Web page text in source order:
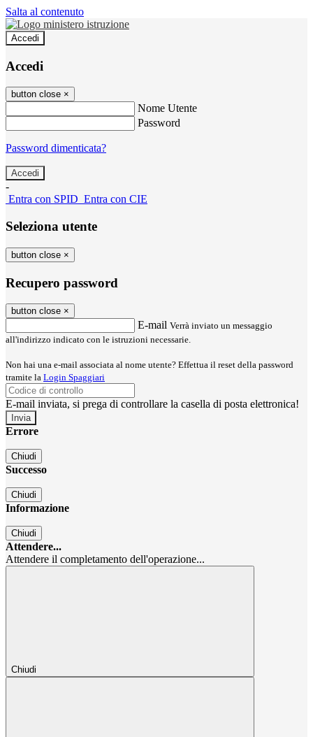
Salta al contenuto
Accedi
Accedi
button close ×
Nome Utente
Password
Password dimenticata?
-
Entra con SPID Entra con CIE
Seleziona utente
button close ×
Recupero password
button close ×
E-mail Verrà inviato un messaggio
all'indirizzo indicato con le istruzioni necessarie.
Non hai una e-mail associata al nome utente? Effettua il reset della password
tramite la Login Spaggiari
E-mail inviata, si prega di controllare la casella di posta elettronica!
Errore
Chiudi
Successo
Chiudi
Informazione
Chiudi
Attendere...
Attendere il completamento dell'operazione...
Chiudi